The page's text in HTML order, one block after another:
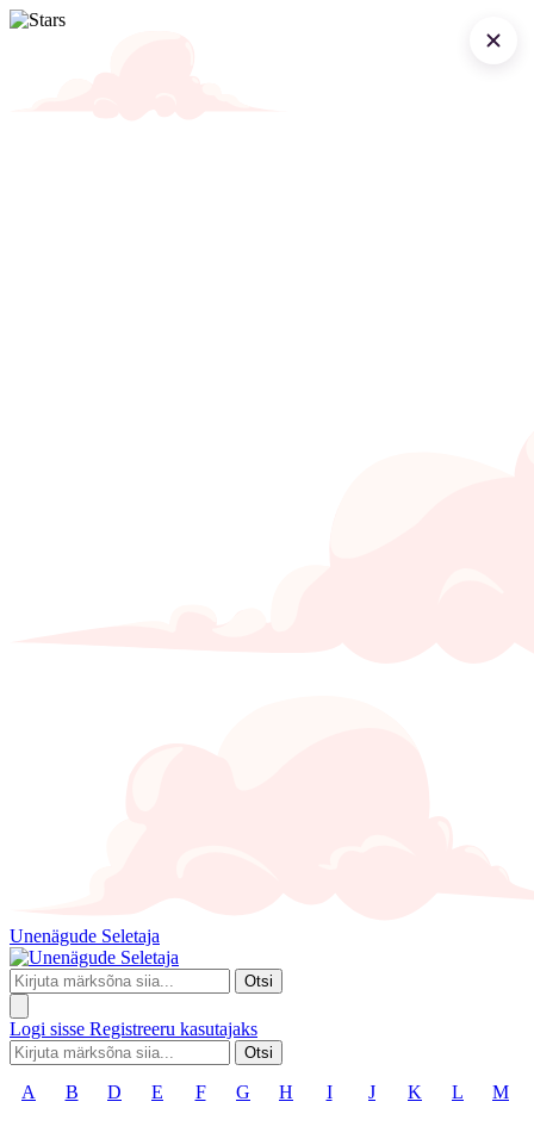
Unenägude Seletaja
Otsi
Logi sisse Registreeru kasutajaks
Otsi
A B D E F G H I J K L M